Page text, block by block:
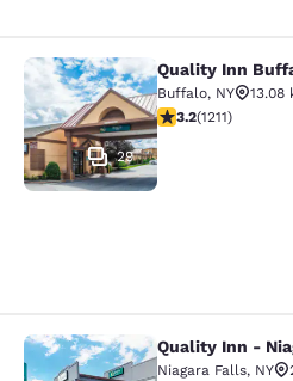
Quality Inn Buffalo
29
Quality Inn
Buffalo, NY
13.08
calificación de 3.2
3.2(1211)
Quality Inn -Quality Inn -
Niagara Falls, NY